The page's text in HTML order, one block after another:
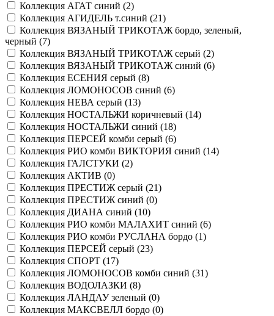
Коллекция АГАТ синий (2)
Коллекция АГИДЕЛЬ т.синий (21)
Коллекция ВЯЗАНЫЙ ТРИКОТАЖ бордо, зеленый,
черный (7)
Коллекция ВЯЗАНЫЙ ТРИКОТАЖ серый (2)
Коллекция ВЯЗАНЫЙ ТРИКОТАЖ синий (6)
Коллекция ЕСЕНИЯ серый (8)
Коллекция ЛОМОНОСОВ синий (6)
Коллекция НЕВА серый (13)
Коллекция НОСТАЛЬЖИ коричневый (14)
Коллекция НОСТАЛЬЖИ синий (18)
Коллекция ПЕРСЕЙ комби серый (6)
Коллекция РИО комби ВИКТОРИЯ синий (14)
Коллекция ГАЛСТУКИ (2)
Коллекция АКТИВ (0)
Коллекция ПРЕСТИЖ серый (21)
Коллекция ПРЕСТИЖ синий (0)
Коллекция ДИАНА синий (10)
Коллекция РИО комби МАЛАХИТ синий (6)
Коллекция РИО комби РУСЛАНА бордо (1)
Коллекция ПЕРСЕЙ серый (23)
Коллекция СПОРТ (17)
Коллекция ЛОМОНОСОВ комби синий (31)
Коллекция ВОДОЛАЗКИ (8)
Коллекция ЛАНДАУ зеленый (0)
Коллекция МАКСВЕЛЛ бордо (0)